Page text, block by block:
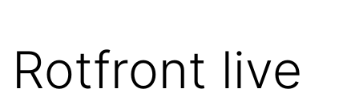
Rotfront live